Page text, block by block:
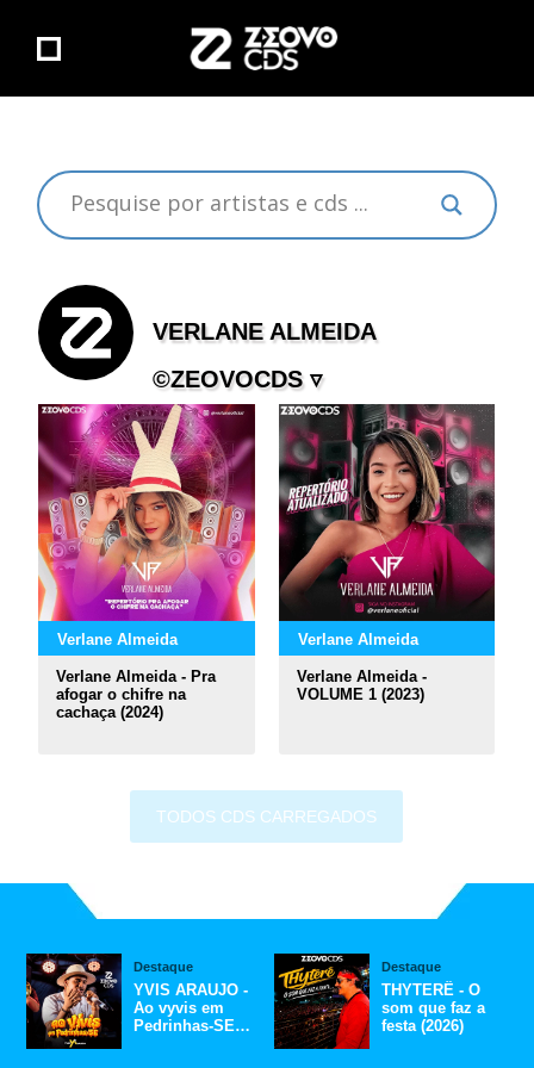
VERLANE ALMEIDA
©ZEOVOCDS ▿
Verlane Almeida
Verlane Almeida - Pra
afogar o chifre na
cachaça (2024)
Verlane Almeida
Verlane Almeida -
VOLUME 1 (2023)
TODOS CDS CARREGADOS
Destaque
YVIS ARAUJO -
Ao vyvis em
Pedrinhas-SE
Destaque
THYTERÊ - O
som que faz a
festa (2026)